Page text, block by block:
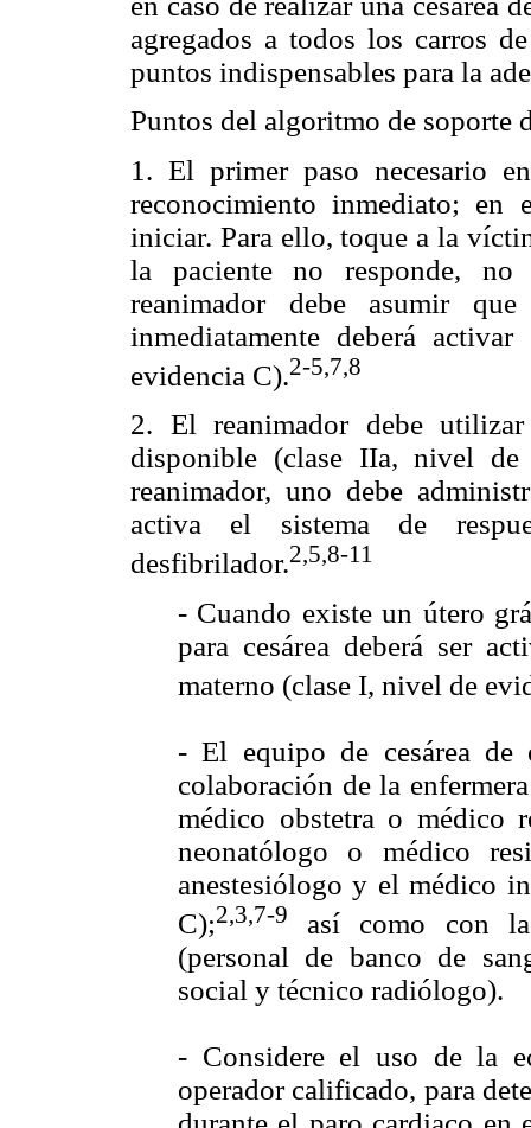
agregados a todos los carros
puntos indispensables para la
Puntos del algoritmo de soporte
1. El primer paso necesario
reconocimiento inmediato; en
iniciar. Para ello, toque a la
la paciente no responde,
reanimador debe asumir
inmediatamente deberá
evidencia C).2-5,7,8
2. El reanimador debe
disponible (clase IIa, nivel
reanimador, uno debe
activa el sistema de
desfibrilador.2,5,8-11
- Cuando existe un útero
para cesárea deberá ser
materno (clase I, nivel de
- El equipo de cesárea de
colaboración de la
médico obstetra o médico
neonatólogo o médico
anestesiólogo y el médico
C);2,3,7-9
así como con la
(personal de banco de
social y técnico radiólogo).
- Considere el uso de la
operador calificado, para